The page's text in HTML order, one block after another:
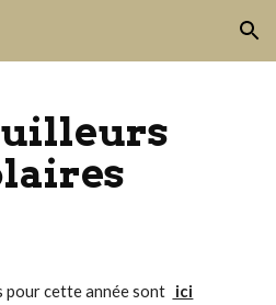
Skip to navigation
pour cette année sont ici